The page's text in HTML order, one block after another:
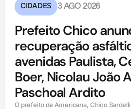
CIDADES 3 AGO 2026
Prefeito Chico
recuperação
avenidas Paulista,
Boer, Nicolau João
Paschoal Ardito
O prefeito de Americana, Chico